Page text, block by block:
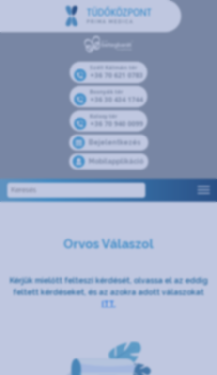
Széll Kálmán tér
+36 70 621 0783
Bosnyák tér
+36 30 434 1744
Kolosy tér
+36 70 940 0099
Bejelentkezés
Mobilapplikáció
Orvos Válaszol
Kérjük mielőtt felteszi kérdését, olvassa el az eddig
feltett kérdéseket, és az azokra adott válaszokat
ITT.